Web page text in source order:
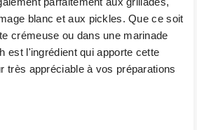
blanc et aux pickles. Que ce soit
crémeuse ou dans une marinade
est l'ingrédient qui apporte cette
très appréciable à vos préparations